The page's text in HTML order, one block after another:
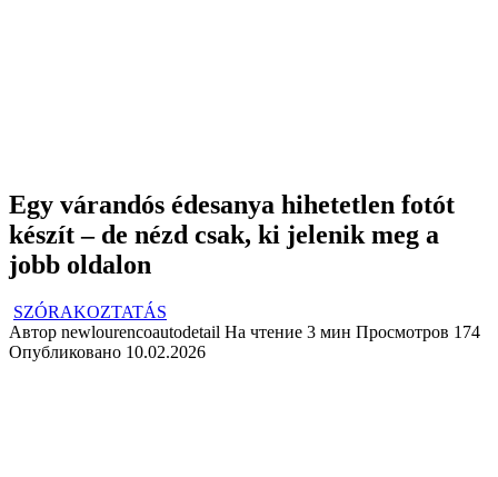
Egy várandós édesanya hihetetlen fotót
készít – de nézd csak, ki jelenik meg a
jobb oldalon
SZÓRAKOZTATÁS
Автор newlourencoautodetail На чтение 3 мин Просмотров 174
Опубликовано 10.02.2026